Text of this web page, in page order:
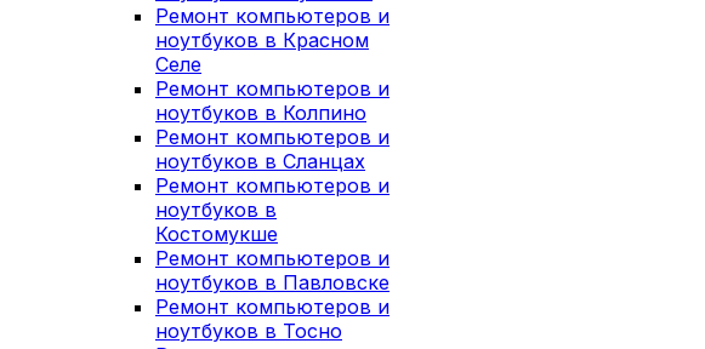
Ремонт компьютеров и
ноутбуков в Красном
Селе
Ремонт компьютеров и
ноутбуков в Колпино
Ремонт компьютеров и
ноутбуков в Сланцах
Ремонт компьютеров и
ноутбуков в
Костомукше
Ремонт компьютеров и
ноутбуков в Павловске
Ремонт компьютеров и
ноутбуков в Тосно